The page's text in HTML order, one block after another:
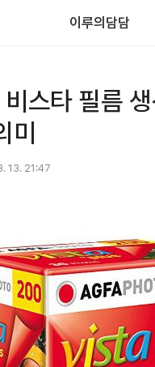
이루의담담
스타 필름
미
13. 21:47